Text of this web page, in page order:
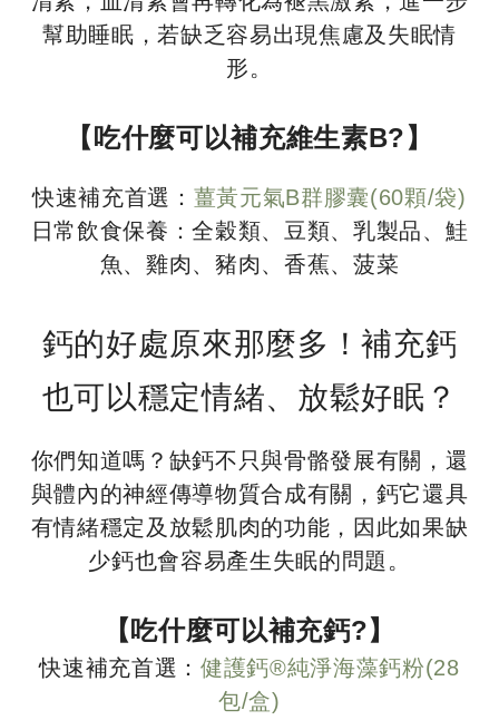
幫助睡眠，若缺乏容易出現焦慮及失眠情
形。
【吃什麼可以補充維生素B?】
快速補充首選： 薑黃元氣B群膠囊(60顆/袋)
日常飲食保養：全穀類、豆類、乳製品、鮭
魚、雞肉、豬肉、香蕉、菠菜
鈣的好處原來那麼多！補充鈣
也可以穩定情緒、放鬆好眠？
你們知道嗎？缺鈣不只與骨骼發展有關，還
與體內的神經傳導物質合成有關，鈣它還具
有情緒穩定及放鬆肌肉的功能，因此如果缺
少鈣也會容易產生失眠的問題。
【吃什麼可以補充鈣?】
快速補充首選： 健護鈣®純淨海藻鈣粉(28
包/盒)